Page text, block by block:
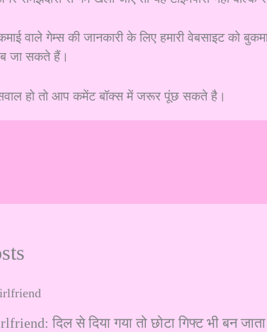
वाले गेम्स की जानकारी के लिए हमारी वेबसाइट को
जा सकते हैं।
हो तो आप कमेंट बॉक्स में जरूर पूंछ सकते है।
दिल से दिया गया तो छोटा गिफ्ट भी बन